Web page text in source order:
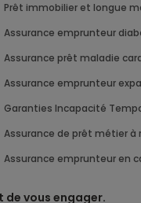
Prêt immobilier et longue
Assurance emprunteur
Assurance prêt maladie
assurance emprunteur
Garanties Incapacité
assurance de prêt métier à
Assurance emprunteur en
vous engager.